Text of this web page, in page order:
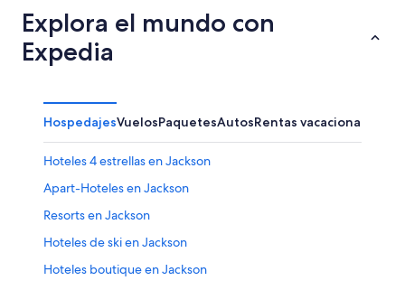
Explora el mundo con
Expedia
HospedajesVuelosPaquetesAutosRentas vacacionales
Hoteles 4 estrellas en Jackson
Apart-Hoteles en Jackson
Resorts en Jackson
Hoteles de ski en Jackson
Hoteles boutique en Jackson